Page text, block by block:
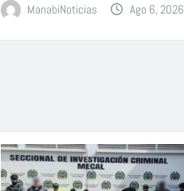
ManabiNoticias Ago 6, 2026